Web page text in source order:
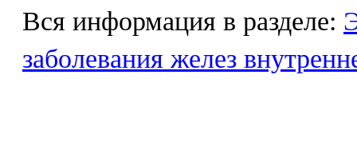
Вся информация в разделе:
заболевания желез